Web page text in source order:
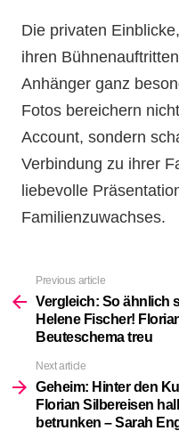
Die privaten
ihren
Anhänger ganz
Fotos bereichern
Account, sondern
Verbindung zu ihrer
liebevolle
Familienzuwachses.
more
Previous article
Vergleich: So ähnlich
Helene Fischer!
Beuteschema treu
Next article
Geheim: Hinter den
Florian Silbereisen
betrunken – Sarah